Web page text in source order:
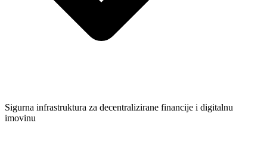
Sigurna infrastruktura za decentralizirane financije i digitalnu
imovinu